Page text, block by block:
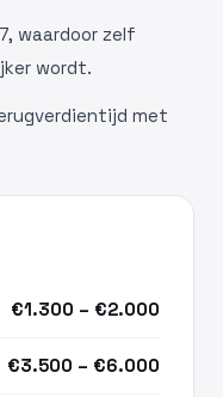
waardoor zelf
wordt.
met
€1.300 – €2.000
€3.500 – €6.000